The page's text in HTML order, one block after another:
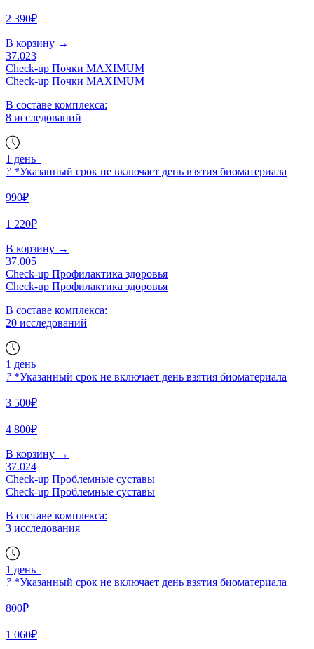
2 390₽
В корзину →
37.023
Check-up Почки MAXIMUM
Check-up Почки MAXIMUM
В составе комплекса:
8 исследований
1 день
? *Указанный срок не включает день взятия биоматериала
990₽
1 220₽
В корзину →
37.005
Check-up Профилактика здоровья
Check-up Профилактика здоровья
В составе комплекса:
20 исследований
1 день
? *Указанный срок не включает день взятия биоматериала
3 500₽
4 800₽
В корзину →
37.024
Check-up Проблемные суставы
Check-up Проблемные суставы
В составе комплекса:
3 исследования
1 день
? *Указанный срок не включает день взятия биоматериала
800₽
1 060₽